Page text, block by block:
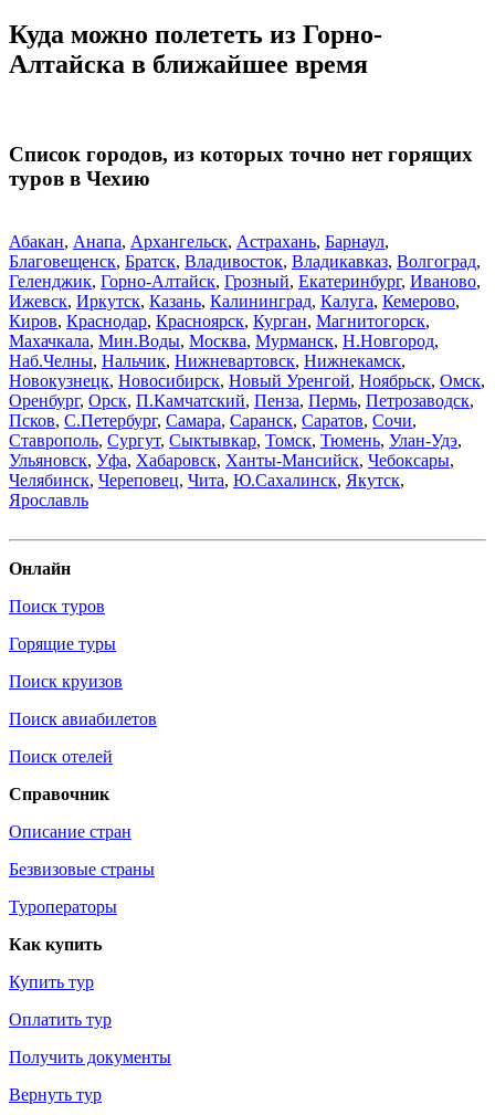
Куда можно полететь из Горно-
Алтайска в ближайшее время
Список городов, из которых точно нет горящих
туров в Чехию
Абакан, Анапа, Архангельск, Астрахань, Барнаул,
Благовещенск, Братск, Владивосток, Владикавказ, Волгоград,
Геленджик, Горно-Алтайск, Грозный, Екатеринбург, Иваново,
Ижевск, Иркутск, Казань, Калининград, Калуга, Кемерово,
Киров, Краснодар, Красноярск, Курган, Магнитогорск,
Махачкала, Мин.Воды, Москва, Мурманск, Н.Новгород,
Наб.Челны, Нальчик, Нижневартовск, Нижнекамск,
Новокузнецк, Новосибирск, Новый Уренгой, Ноябрьск, Омск,
Оренбург, Орск, П.Камчатский, Пенза, Пермь, Петрозаводск,
Псков, С.Петербург, Самара, Саранск, Саратов, Сочи,
Ставрополь, Сургут, Сыктывкар, Томск, Тюмень, Улан-Удэ,
Ульяновск, Уфа, Хабаровск, Ханты-Мансийск, Чебоксары,
Челябинск, Череповец, Чита, Ю.Сахалинск, Якутск,
Ярославль
Онлайн
Поиск туров
Горящие туры
Поиск круизов
Поиск авиабилетов
Поиск отелей
Справочник
Описание стран
Безвизовые страны
Туроператоры
Как купить
Купить тур
Оплатить тур
Получить документы
Вернуть тур